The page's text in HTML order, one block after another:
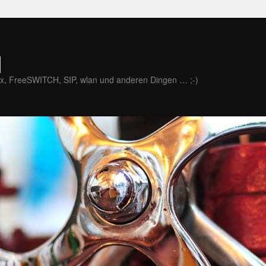
FreeSWITCH, SIP, wlan und anderen Dingen … ;-)